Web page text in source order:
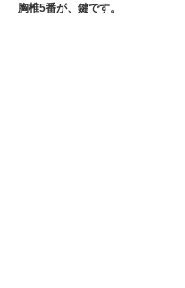
胸椎5番が、鍵です。